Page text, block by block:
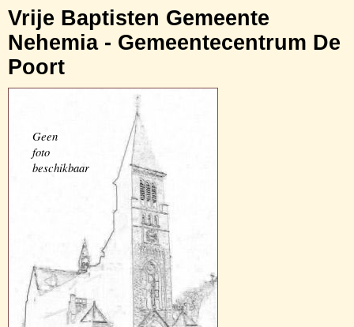
Vrije Baptisten Gemeente
Nehemia - Gemeentecentrum De
Poort
Geen
foto
beschikbaar